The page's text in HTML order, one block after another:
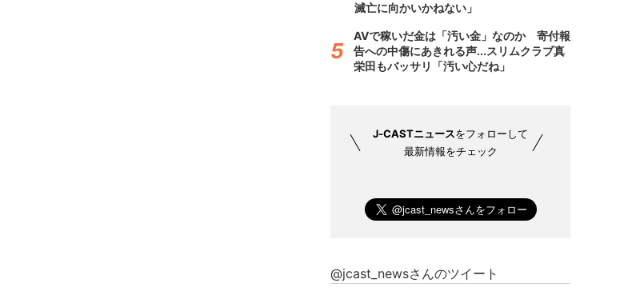
滅亡に向かいかねない」
AVで稼いだ金は「汚い金」なのか 寄付報
告への中傷にあきれる声...スリムクラブ真
栄田もバッサリ「汚い心だね」
J-CASTニュースをフォローして
最新情報をチェック
@jcast_newsさんのツイート